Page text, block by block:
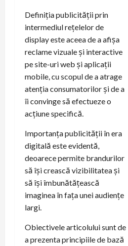
Definiția publicității prin
intermediul rețelelor de
display este aceea de a afișa
reclame vizuale și interactive
pe site-uri web și aplicații
mobile, cu scopul de a atrage
atenția consumatorilor și de a
îi convinge să efectueze o
acțiune specifică.
Importanța publicității în era
digitală este evidentă,
deoarece permite brandurilor
să își crească vizibilitatea și
să își îmbunătățească
imaginea în fața unei audiențe
largi.
Obiectivele articolului sunt de
a prezenta principiile de bază